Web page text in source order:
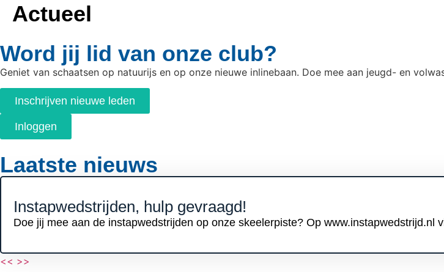
Actueel
Word jij lid van onze club?
Geniet van schaatsen op natuurijs en op onze nieuwe inlinebaan. Doe mee aan jeugd- en
Inschrijven nieuwe leden
Inloggen
Laatste nieuws
Instapwedstrijden, hulp gevraagd!
Doe jij mee aan de instapwedstrijden op onze skeelerpiste? Op www.instapwedstrijd.nl
<< >>